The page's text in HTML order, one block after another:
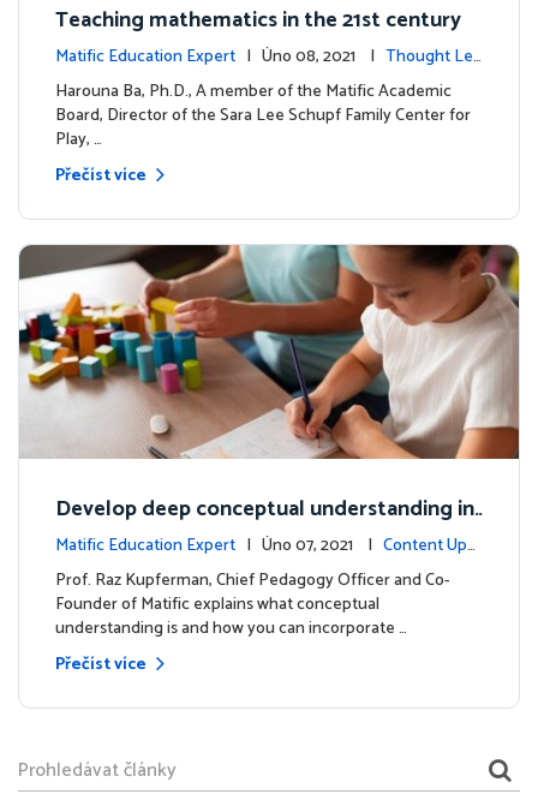
Teaching mathematics in the 21st century
Matific Education Expert | Úno 08, 2021 | Thought Lea
dership
Harouna Ba, Ph.D., A member of the Matific Academic
Board, Director of the Sara Lee Schupf Family Center for
Play, …
Přečíst více
Develop deep conceptual understanding in
mathematics
Matific Education Expert | Úno 07, 2021 | Content Upd
ates
Prof. Raz Kupferman, Chief Pedagogy Officer and Co-
Founder of Matific explains what conceptual
understanding is and how you can incorporate …
Přečíst více